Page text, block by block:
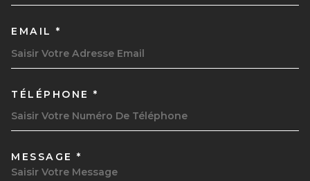
EMAIL *
TÉLÉPHONE *
MESSAGE *